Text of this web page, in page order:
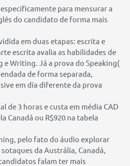
para mensurar a
do candidato de forma mais
em duas etapas: escrita e
escrita avalia as habilidades de
e Writing. Já a prova do Speaking(
de forma separada,
em dia diferente da prova
de 3 horas e custa em média CAD
Canadá ou R$920 na tabela
pelo fato do áudio explorar
da Austrália, Canadá,
falam ter mais